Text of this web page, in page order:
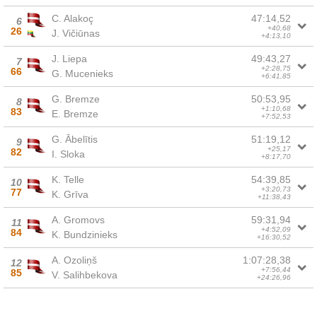
6
26
C. Alakoç
J. Vičiūnas
47:14,52
+40,68
+4:13,10
7
66
J. Liepa
G. Mucenieks
49:43,27
+2:28,75
+6:41,85
8
83
G. Bremze
E. Bremze
50:53,95
+1:10,68
+7:52,53
9
82
G. Ābelītis
I. Sloka
51:19,12
+25,17
+8:17,70
10
77
K. Telle
K. Grīva
54:39,85
+3:20,73
+11:38,43
11
84
A. Gromovs
K. Bundzinieks
59:31,94
+4:52,09
+16:30,52
12
85
A. Ozoliņš
V. Salihbekova
1:07:28,38
+7:56,44
+24:26,96